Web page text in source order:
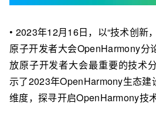
• 2023年12月16日，以“技术创新
原子开发者大会OpenHarmony分
放原子开发者大会最重要的技术
示了2023年OpenHarmony生态
维度，探寻开启OpenHarmony技